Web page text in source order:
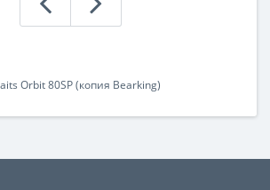
Orbit 80SP (копия Bearking)